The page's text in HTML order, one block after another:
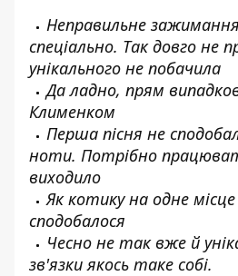
Неправильне
спеціально. Так довго не
унікального не побачила
Да ладно, прям
Клименком
Перша пісня не
ноти. Потрібно
виходило
Як котику на одне
сподобалося
Чесно не так вже й
зв'язки якось таке собі.